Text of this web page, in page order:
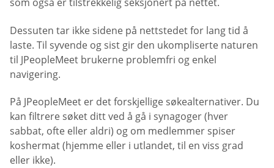
Dessuten tar ikke sidene på nettstedet for lang tid å
laste. Til syvende og sist gir den ukompliserte naturen
til JPeopleMeet brukerne problemfri og enkel
navigering.
På JPeopleMeet er det forskjellige søkealternativer. Du
kan filtrere søket ditt ved å gå i synagoger (hver
sabbat, ofte eller aldri) og om medlemmer spiser
koshermat (hjemme eller i utlandet, til en viss grad
eller ikke).